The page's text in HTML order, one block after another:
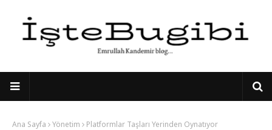
Ana Sayfa Yönetim Platformlar Taşları Yerinden Oynatıyor